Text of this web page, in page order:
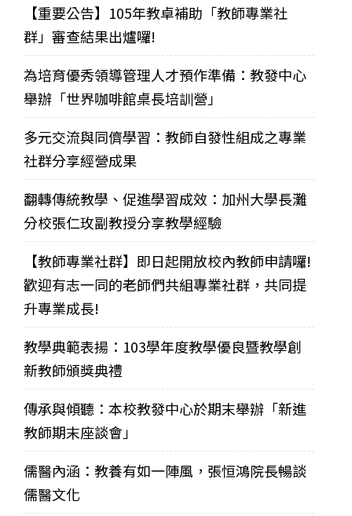
【重要公告】105年教卓補助「教師專業社
群」審查結果出爐囉!
為培育優秀領導管理人才預作準備：教發中心
舉辦「世界咖啡館桌長培訓營」
多元交流與同儕學習：教師自發性組成之專業
社群分享經營成果
翻轉傳統教學、促進學習成效：加州大學長灘
分校張仁玫副教授分享教學經驗
【教師專業社群】即日起開放校內教師申請囉!
歡迎有志一同的老師們共組專業社群，共同提
升專業成長!
教學典範表揚：103學年度教學優良暨教學創
新教師頒獎典禮
傳承與傾聽：本校教發中心於期末舉辦「新進
教師期末座談會」
儒醫內涵：教養有如一陣風，張恒鴻院長暢談
儒醫文化